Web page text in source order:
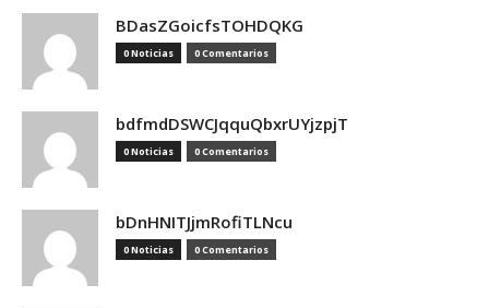
BDasZGoicfsTOHDQKG
0 Noticias 0 Comentarios
bdfmdDSWCJqquQbxrUYjzpjT
0 Noticias 0 Comentarios
bDnHNITJjmRofiTLNcu
0 Noticias 0 Comentarios